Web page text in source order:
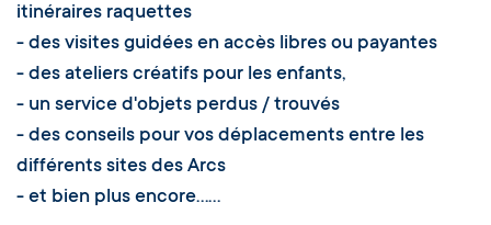
itinéraires raquettes
- des visites guidées en accès libres ou payantes
- des ateliers créatifs pour les enfants,
- un service d'objets perdus / trouvés
- des conseils pour vos déplacements entre les
différents sites des Arcs
- et bien plus encore......